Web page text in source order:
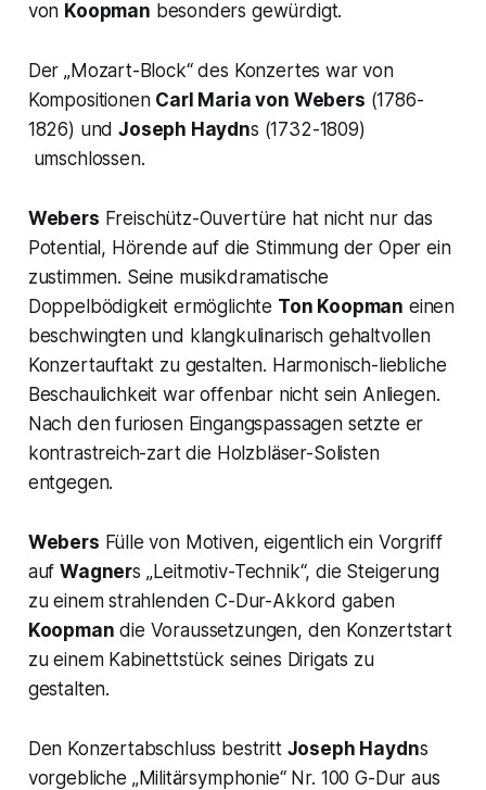
von Koopman besonders gewürdigt.
Der „Mozart-Block“ des Konzertes war von
Kompositionen Carl Maria von Webers (1786-
1826) undJoseph Haydns (1732-1809)
umschlossen.
Webers Freischütz-Ouvertüre hat nicht nur das
Potential, Hörende auf die Stimmung der Oper ein
zustimmen. Seine musikdramatische
Doppelbödigkeit ermöglichte Ton Koopman einen
beschwingten und klangkulinarisch gehaltvollen
Konzertauftakt zu gestalten. Harmonisch-liebliche
Beschaulichkeit war offenbar nicht sein Anliegen.
Nach den furiosen Eingangspassagen setzte er
kontrastreich-zart die Holzbläser-Solisten
entgegen.
Webers Fülle von Motiven, eigentlich ein Vorgriff
aufWagners „Leitmotiv-Technik“, die Steigerung
zu einem strahlenden C-Dur-Akkord gaben
Koopman die Voraussetzungen, den Konzertstart
zu einem Kabinettstück seines Dirigats zu
gestalten.
Den Konzertabschluss bestritt Joseph Haydns
vorgebliche „Militärsymphonie“ Nr. 100 G-Dur aus